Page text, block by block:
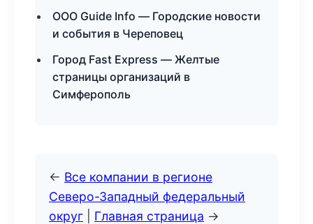
ООО Guide Info — Городские новости
и события в Череповец
Город Fast Express — Желтые
страницы организаций в
Симферополь
← Все компании в регионе
Северо-Западный федеральный
округ
Главная страница →